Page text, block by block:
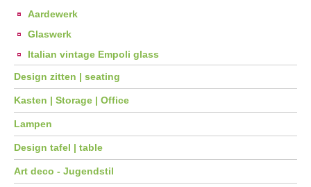
Aardewerk
Glaswerk
Italian vintage Empoli glass
Design zitten | seating
Kasten | Storage | Office
Lampen
Design tafel | table
Art deco - Jugendstil